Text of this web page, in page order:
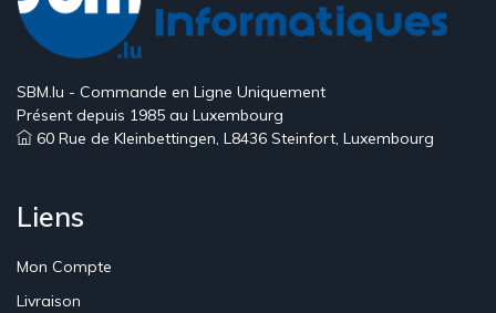
SBM.lu - Commande en Ligne Uniquement
Présent depuis 1985 au Luxembourg
60 Rue de Kleinbettingen, L8436 Steinfort, Luxembourg
Liens
Mon Compte
Livraison